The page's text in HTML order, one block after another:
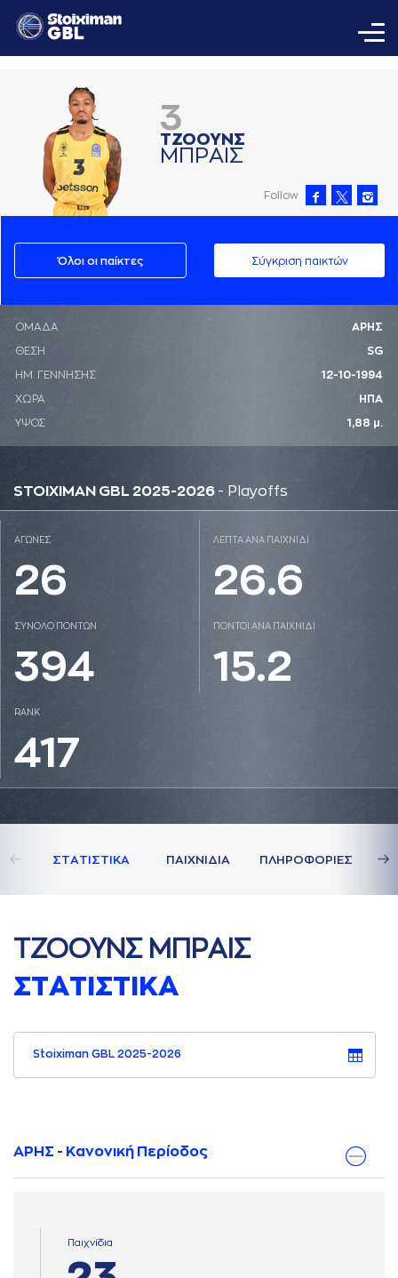
3
ΤΖΟΟΥΝΣ
ΜΠΡAΙΣ
Follow
Όλοι οι παίκτες Σύγκριση παικτών
ΟΜΑΔΑ ΑΡΗΣ
ΘΕΣΗ SG
ΗΜ. ΓΕΝΝΗΣΗΣ 12-10-1994
ΧΩΡΑ ΗΠΑ
ΥΨΟΣ 1,88 μ.
STOIXIMAN GBL 2025-2026 - Playoffs
ΑΓΩΝΕΣ
26
ΛΕΠΤΑ ΑΝΑ ΠΑΙΧΝΙΔΙ
26.6
ΣΥΝΟΛΟ ΠΟΝΤΩΝ
394
ΠΟΝΤΟΙ ΑΝΑ ΠΑΙΧΝΙΔΙ
15.2
RANK
417
ΣΤAΤΙΣΤΙΚA ΠAΙΧΝΙΔΙA ΠΛΗΡΟΦΟΡΙΕΣ
ΤΖΟΟΥΝΣ ΜΠΡAΙΣ
ΣΤAΤΙΣΤΙΚA
Stoiximan GBL 2025-2026
ΑΡΗΣ - Κανονική Περίοδος
Παιχνίδια